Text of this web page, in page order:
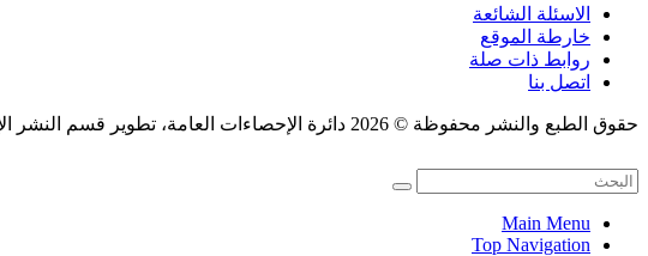
الاسئلة الشائعة
خارطة الموقع
روابط ذات صلة
اتصل بنا
حقوق الطبع والنشر محفوظة © 2026 دائرة الإحصاءات العامة، تطوير قسم النشر الإلكتروني.
Main Menu
Top Navigation